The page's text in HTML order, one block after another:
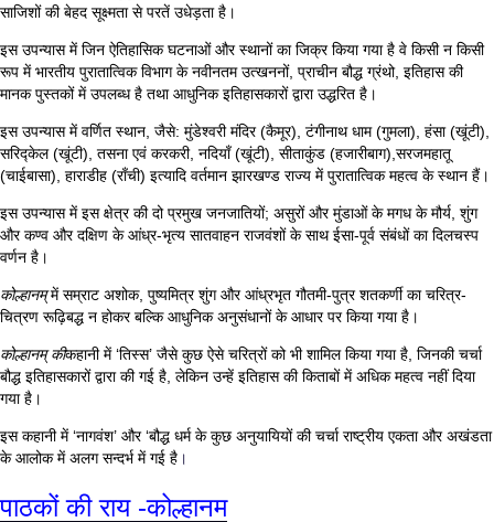
साजिशों की बेहद सूक्ष्मता से परतें उधेड़ता है।
इस उपन्यास में जिन ऐतिहासिक घटनाओं और स्थानों का जिक्र किया गया है वे किसी न किसी
रूप में भारतीय पुरातात्विक विभाग के नवीनतम उत्खननों, प्राचीन बौद्ध ग्रंथो, इतिहास की
मानक पुस्तकों में उपलब्ध है तथा आधुनिक इतिहासकारों द्वारा उद्धरित है।
इस उपन्यास में वर्णित स्थान, जैसे: मुंडेश्वरी मंदिर (कैमूर), टंगीनाथ धाम (गुमला), हंसा (खूंटी),
सरिद्केल (खूंटी), तसना एवं करकरी, नदियाँ (खूंटी), सीताकुंड (हजारीबाग),सरजमहातू
(चाईबासा), हाराडीह (राँची) इत्यादि वर्तमान झारखण्ड राज्य में पुरातात्विक महत्व के स्थान हैं।
इस उपन्यास में इस क्षेत्र की दो प्रमुख जनजातियों; असुरों और मुंडाओं के मगध के मौर्य, शुंग
और कण्व और दक्षिण के आंध्र-भृत्य सातवाहन राजवंशों के साथ ईसा-पूर्व संबंधों का दिलचस्प
वर्णन है।
कोल्हानम्में सम्राट अशोक, पुष्यमित्र शुंग और आंध्रभृत गौतमी-पुत्र शतकर्णी का चरित्र-
चित्रण रूढ़िबद्ध न होकर बल्कि आधुनिक अनुसंधानों के आधार पर किया गया है।
कोल्हानम् कीकहानी में ‘तिस्स’ जैसे कुछ ऐसे चरित्रों को भी शामिल किया गया है, जिनकी चर्चा
बौद्ध इतिहासकारों द्वारा की गई है, लेकिन उन्हें इतिहास की किताबों में अधिक महत्व नहीं दिया
गया है।
इस कहानी में ‘नागवंश’ और ‘बौद्ध धर्म के कुछ अनुयायियों की चर्चा राष्ट्रीय एकता और अखंडता
के आलोक में अलग सन्दर्भ में गई है ।
पाठकों की राय -कोल्हानम